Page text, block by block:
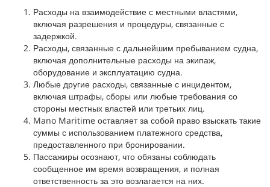
Расходы на взаимодействие с местными властями,
включая разрешения и процедуры, связанные с
задержкой.
Расходы, связанные с дальнейшим пребыванием судна,
включая дополнительные расходы на экипаж,
оборудование и эксплуатацию судна.
Любые другие расходы, связанные с инцидентом,
включая штрафы, сборы или любые требования со
стороны местных властей или третьих лиц.
Mano Maritime оставляет за собой право взыскать такие
суммы с использованием платежного средства,
предоставленного при бронировании.
Пассажиры осознают, что обязаны соблюдать
сообщенное им время возвращения, и полная
ответственность за это возлагается на них.